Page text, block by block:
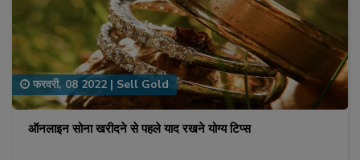
ऑनलाइन सोना खरीदने से पहले याद रखने योग्य टिप्स
फरवरी, 08 2022 | Sell Gold